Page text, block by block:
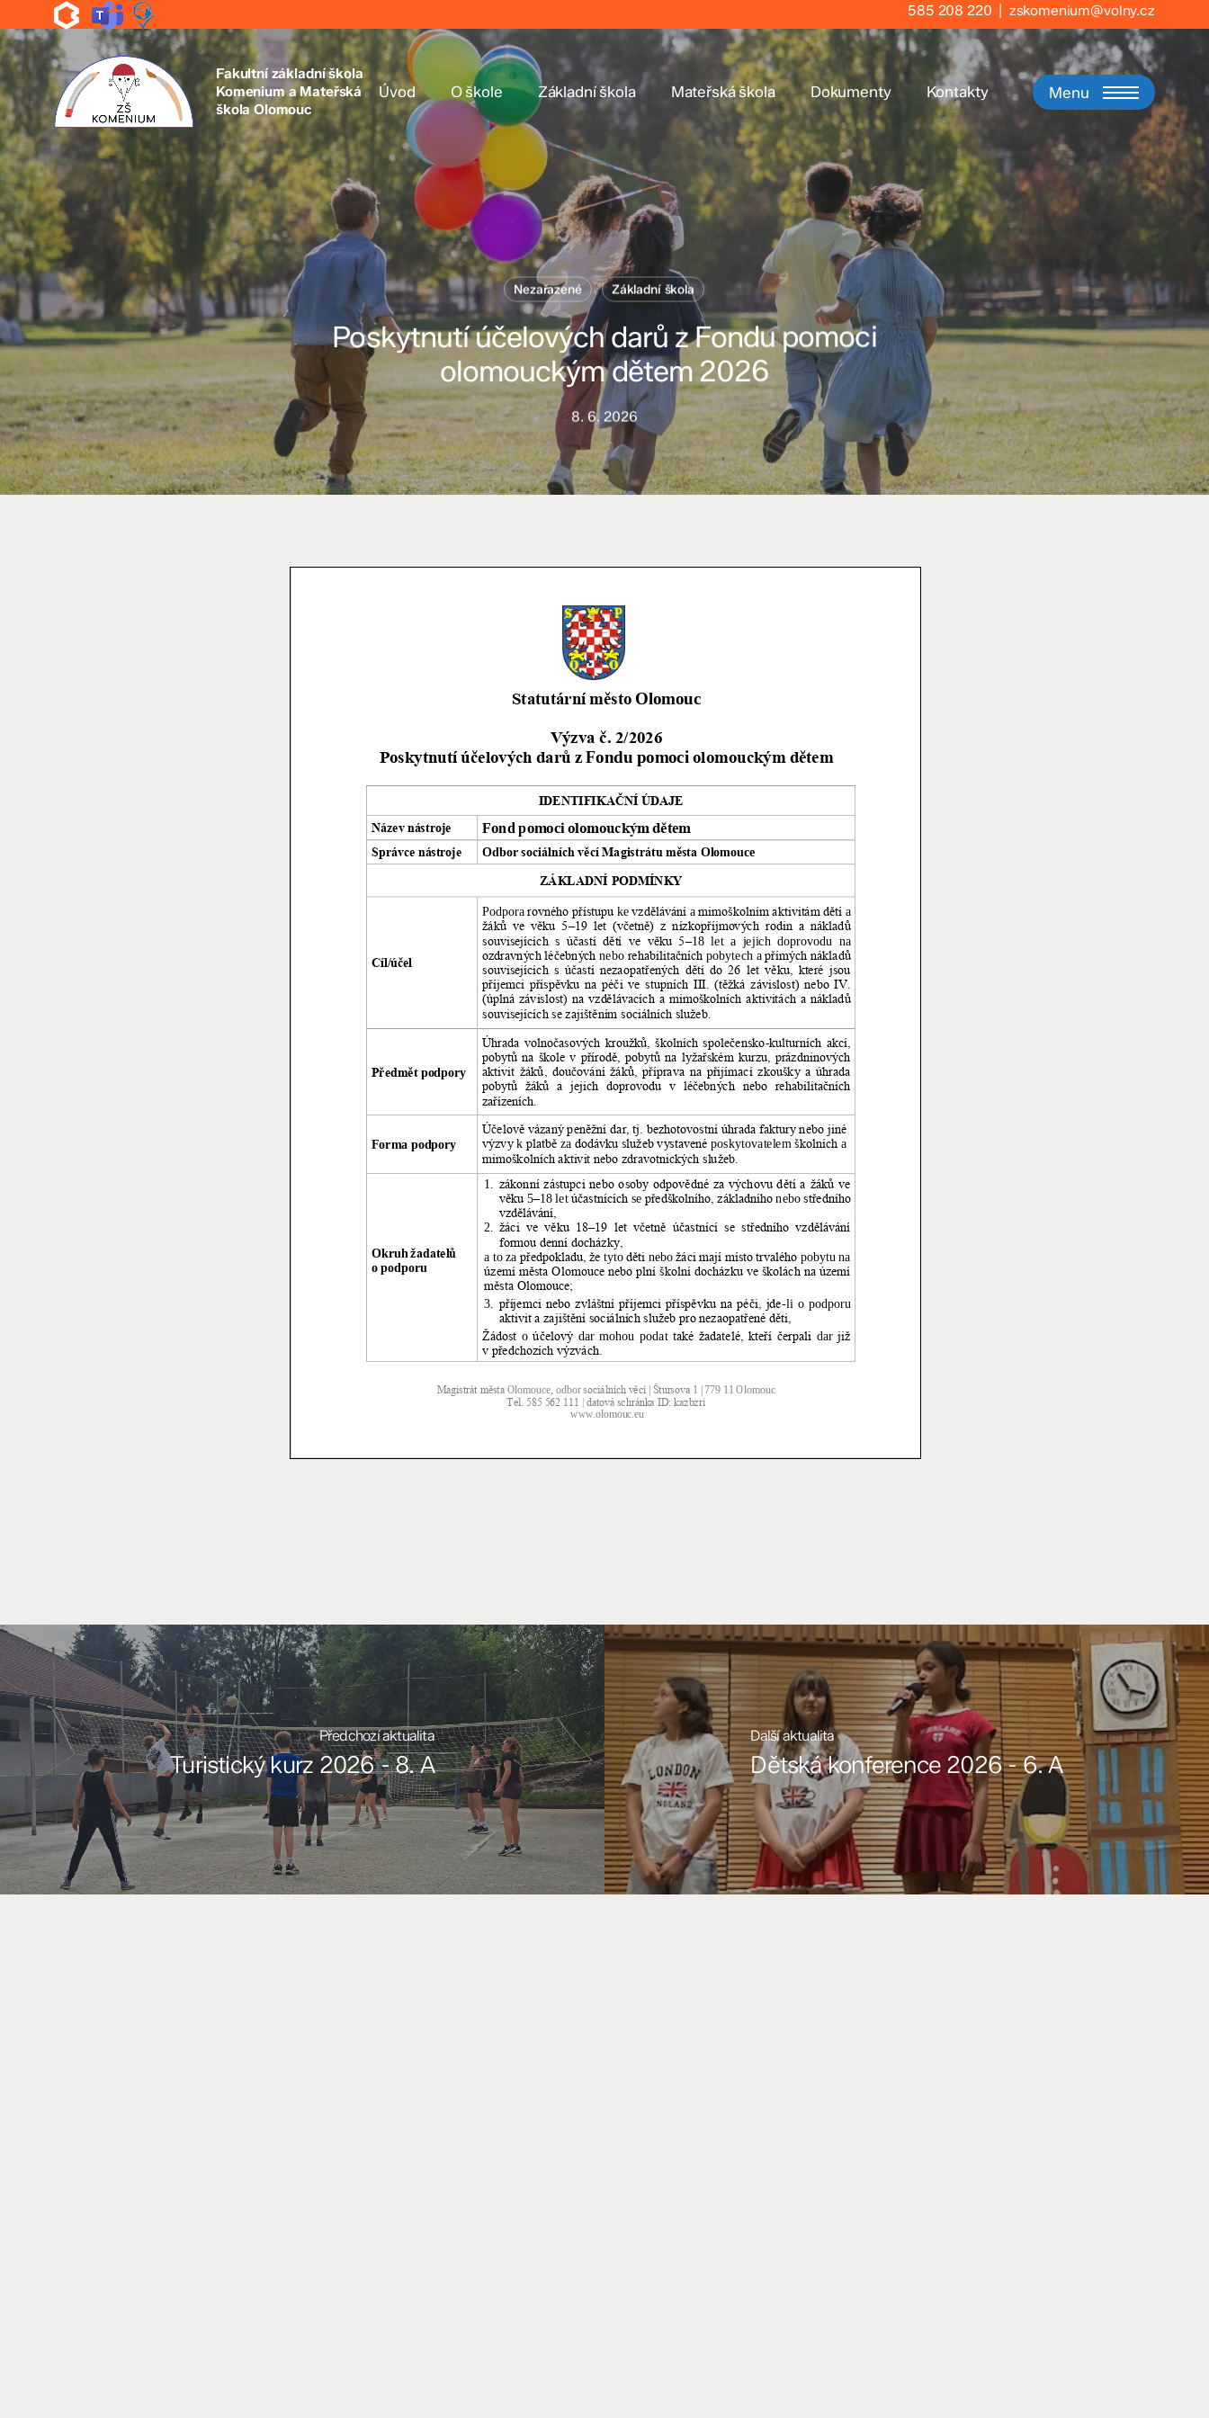
to
main
content
585 208 220 | zskomenium@volny.cz
Fakultní základní škola
Komenium a Mateřská
škola Olomouc
Úvod O škole Základní škola Mateřská škola Dokumenty Kontakty Menu
Nezařazené Základní škola
Poskytnutí účelových darů z Fondu pomoci
olomouckým dětem 2026
8. 6. 2026
Předchozí aktualita
Turistický kurz 2026 - 8. A
Další aktualita
Dětská konference 2026 - 6. A